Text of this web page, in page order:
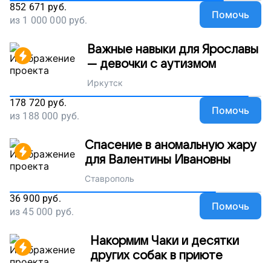
852 671 руб.
из 1 000 000 руб. Помочь
Важные навыки для Ярославы
— девочки с аутизмом
Иркутск
178 720 руб.
из 188 000 руб. Помочь
Спасение в аномальную жару
для Валентины Ивановны
Ставрополь
36 900 руб.
из45 000 руб. Помочь
Накормим Чаки и десятки
других собак в приюте